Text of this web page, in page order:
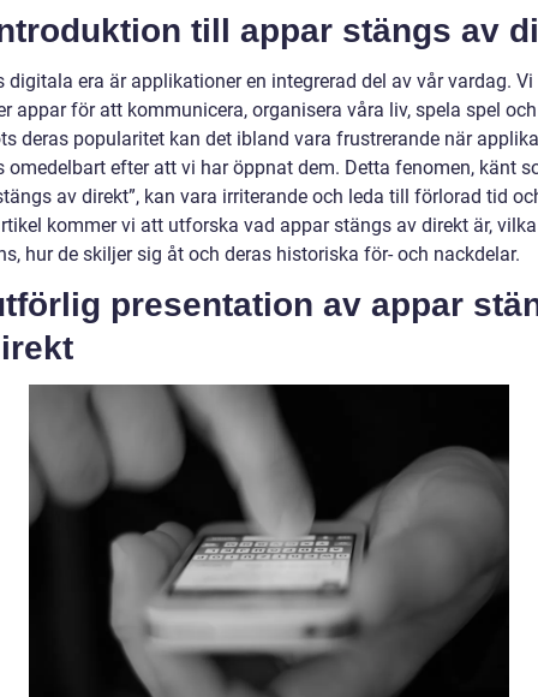
till appar stängs av
digitala era är applikationer en integrerad del av vår vardag. Vi
appar för att kommunicera, organisera våra liv, spela spel
deras popularitet kan det ibland vara frustrerande när
omedelbart efter att vi har öppnat dem. Detta fenomen, känt
av direkt”, kan vara irriterande och leda till förlorad tid
kommer vi att utforska vad appar stängs av direkt är,
hur de skiljer sig åt och deras historiska för- och nackdelar.
presentation av appar